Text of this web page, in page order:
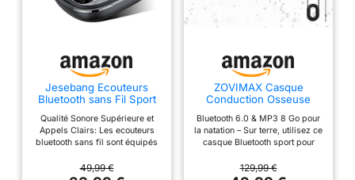
Jesebang Ecouteurs
Bluetooth sans Fil Sport
HiFi Stéréo
Qualité Sonore Supérieure et
Appels Clairs: Les ecouteurs
bluetooth sans fil sont équipés
professionnelles et de pilotes
dynamiques de haute qualité de
49,99 €
ZOVIMAX Casque
Conduction Osseuse
6.0, MP3 8 Go
Bluetooth 6.0 & MP3 8 Go pour
la natation – Sur terre, utilisez ce
casque Bluetooth sport pour
appels sans fil. Pour nager,
passez au lecteur MP3 intégré
129,99 €